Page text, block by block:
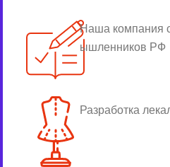
Наша компания
ышленников РФ
Разработка